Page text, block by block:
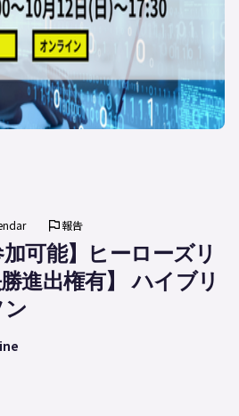
報告
加可能】ヒーローズリ
進出権有】 ハイブリ